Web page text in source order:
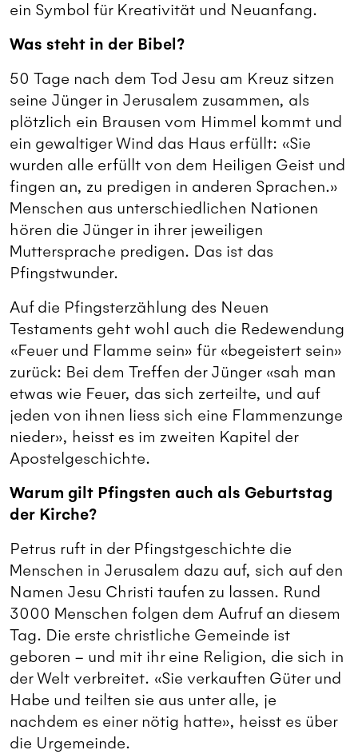
ein Symbol für Kreativität und Neuanfang.
Was steht in der Bibel?
50 Tage nach dem Tod Jesu am Kreuz sitzen
seine Jünger in Jerusalem zusammen, als
plötzlich ein Brausen vom Himmel kommt und
ein gewaltiger Wind das Haus erfüllt: «Sie
wurden alle erfüllt von dem Heiligen Geist und
fingen an, zu predigen in anderen Sprachen.»
Menschen aus unterschiedlichen Nationen
hören die Jünger in ihrer jeweiligen
Muttersprache predigen. Das ist das
Pfingstwunder.
Auf die Pfingsterzählung des Neuen
Testaments geht wohl auch die Redewendung
«Feuer und Flamme sein» für «begeistert sein»
zurück: Bei dem Treffen der Jünger «sah man
etwas wie Feuer, das sich zerteilte, und auf
jeden von ihnen liess sich eine Flammenzunge
nieder», heisst es im zweiten Kapitel der
Apostelgeschichte.
Warum gilt Pfingsten auch als Geburtstag
der Kirche?
Petrus ruft in der Pfingstgeschichte die
Menschen in Jerusalem dazu auf, sich auf den
Namen Jesu Christi taufen zu lassen. Rund
3000 Menschen folgen dem Aufruf an diesem
Tag. Die erste christliche Gemeinde ist
geboren – und mit ihr eine Religion, die sich in
der Welt verbreitet. «Sie verkauften Güter und
Habe und teilten sie aus unter alle, je
nachdem es einer nötig hatte», heisst es über
die Urgemeinde.